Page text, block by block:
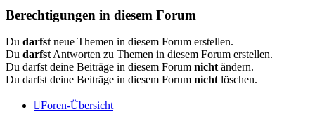
Berechtigungen in diesem Forum
Du darfst neue Themen in diesem Forum erstellen.
Du darfst Antworten zu Themen in diesem Forum erstellen.
Du darfst deine Beiträge in diesem Forum nicht ändern.
Du darfst deine Beiträge in diesem Forum nicht löschen.
Foren-Übersicht